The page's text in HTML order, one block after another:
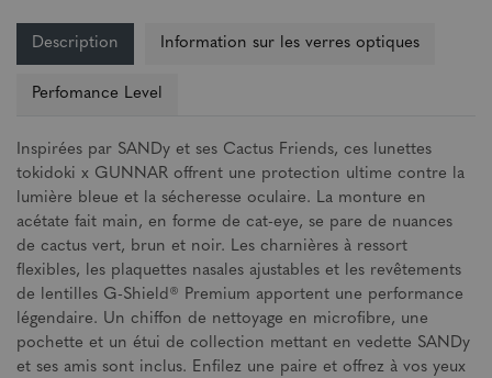
Description Information sur les verres optiques
Perfomance Level
Inspirées par SANDy et ses Cactus Friends, ces lunettes
tokidoki x GUNNAR offrent une protection ultime contre la
lumière bleue et la sécheresse oculaire. La monture en
acétate fait main, en forme de cat-eye, se pare de nuances
de cactus vert, brun et noir. Les charnières à ressort
flexibles, les plaquettes nasales ajustables et les revêtements
de lentilles G-Shield® Premium apportent une performance
légendaire. Un chiffon de nettoyage en microfibre, une
pochette et un étui de collection mettant en vedette SANDy
et ses amis sont inclus. Enfilez une paire et offrez à vos yeux